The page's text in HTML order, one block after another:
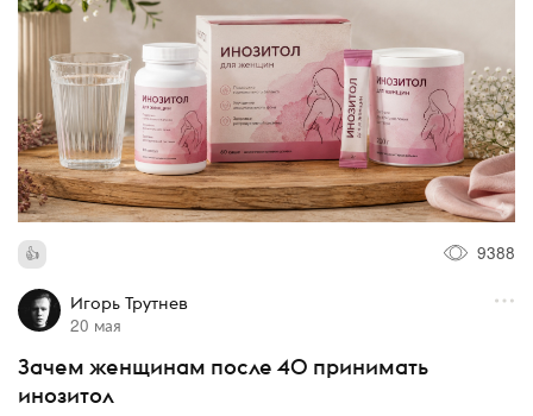
9388
Игорь Трутнев
20 мая
Зачем женщинам после 40 принимать
инозитол